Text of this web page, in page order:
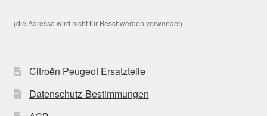
(die Adresse wird nicht für Beschwerden verwendet)
Citroën Peugeot Ersatzteile
Datenschutz-Bestimmungen